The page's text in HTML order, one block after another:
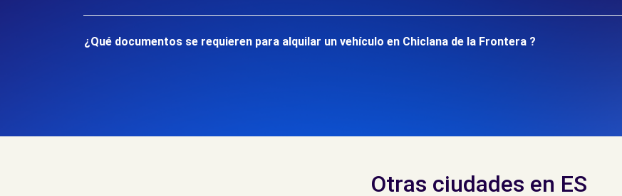
¿Qué documentos se requieren para alquilar un vehículo en Chiclana de la Frontera ?
Otras ciudades en ES